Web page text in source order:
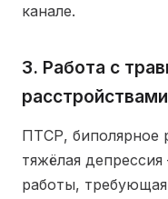
канале.
3. Работа с
расстройствами
ПТСР, биполярное
тяжёлая
работы,